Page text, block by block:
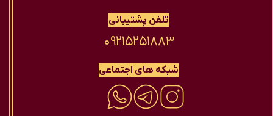
تلفن پشتیبانی
۰۹۲۱۵۲۵۱۸۸۳
شبکه های اجتماعی